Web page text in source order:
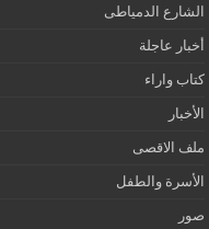
الشارع الدمياطى
أخبار عاجلة
كتاب واراء
الأخبار
ملف الاقصى
الأسرة والطفل
صور